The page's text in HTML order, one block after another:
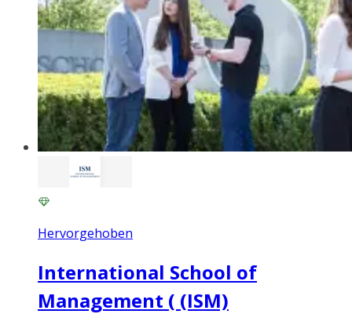
Hervorgehoben
International School of
Management ( (ISM)